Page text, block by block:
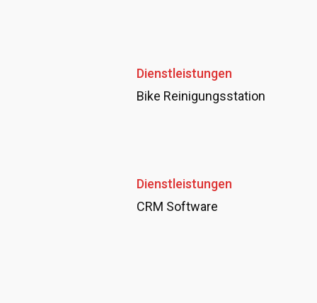
Dienstleistungen
Bike Reinigungsstation
Dienstleistungen
CRM Software